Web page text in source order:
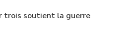
trois soutient la guerre